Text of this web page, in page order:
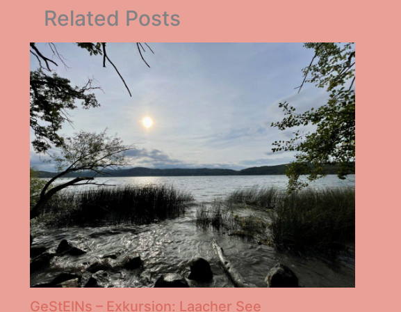
Related Posts
GeStEINs – Exkursion: Laacher See